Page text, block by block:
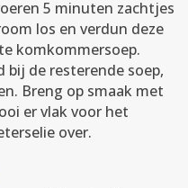
5 minuten zachtjes
los en verdun deze
komkommersoep.
bij de resterende soep,
Breng op smaak met
er vlak voor het
over.